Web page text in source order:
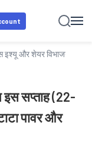
इश्यू और शेयर विभाजन इस
सप्ताह (22-
पावर और